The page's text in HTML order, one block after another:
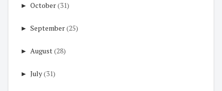
► October(31)
► September(25)
► August(28)
► July(31)